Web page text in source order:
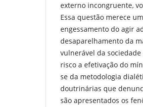
externo incongruente,
Essa questão merece
engessamento do agir
desaparelhamento da
vulnerável da
risco a efetivação do
se da metodologia
doutrinárias que
são apresentados os